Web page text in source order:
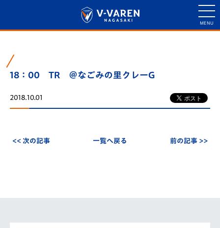
18：00 TR ＠なごみの里クレーG
2018.10.01
<< 次の記事 一覧へ戻る 前の記事 >>